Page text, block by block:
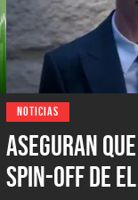
NOTICIAS
Aseguran
spin-off de